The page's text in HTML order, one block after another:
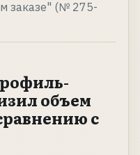
заказе" (№ 275-
объем
с